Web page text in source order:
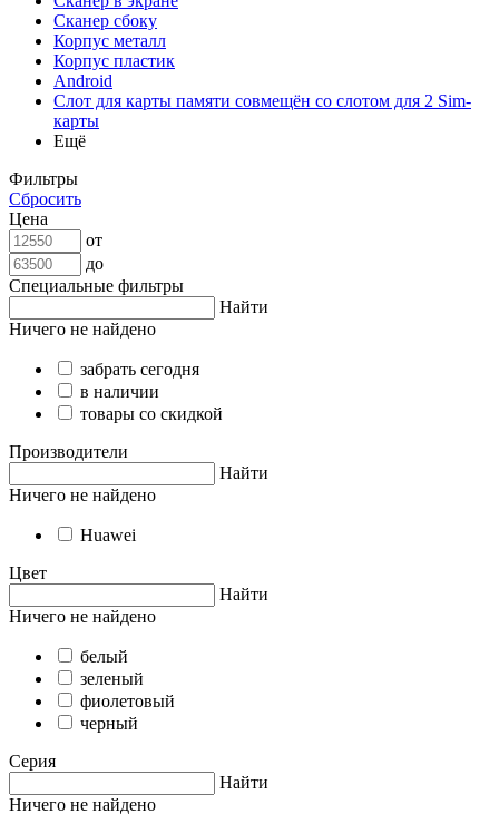
Сканер сбоку
Корпус металл
Корпус пластик
Android
Слот для карты памяти совмещён со слотом для 2 Sim-
карты
Ещё
Фильтры
Сбросить
Цена
от
до
Специальные фильтры
Найти
Ничего не найдено
забрать сегодня
в наличии
товары со скидкой
Производители
Найти
Ничего не найдено
Huawei
Цвет
Найти
Ничего не найдено
белый
зеленый
фиолетовый
черный
Серия
Найти
Ничего не найдено